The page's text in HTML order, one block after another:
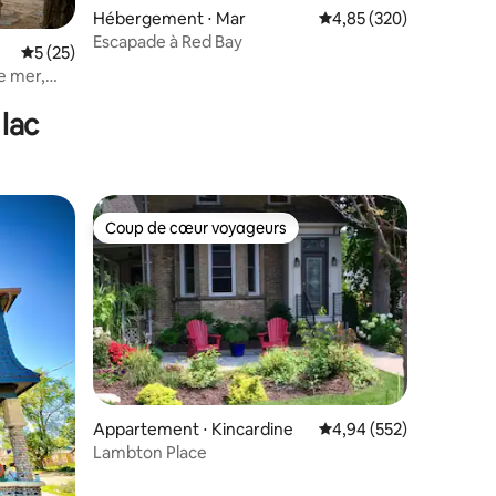
: 5 sur 5
Évaluation moyenne sur la base de 25 commentaires : 5 sur 5
5 (25)
mer,
Hébergement ⋅ Mar Évaluation moyenne
4,85 (320)
Escapade à Red Bay
: 4,62 sur 5
Coup de cœur voyageurs
Coup de cœur voyageurs
Appartement ⋅ Kincardine Évaluation moyenne
4,94 (552)
Lambton Place